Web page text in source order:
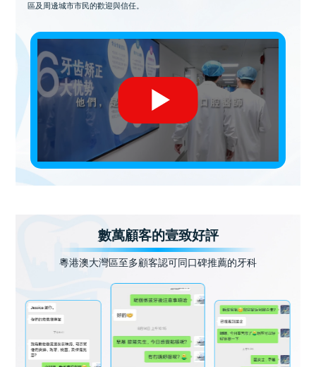
區及周邊城市市民的歡迎與信任。
數萬顧客的壹致好評
粵港澳大灣區至多顧客認可同口碑推薦的牙科